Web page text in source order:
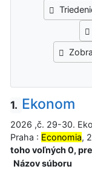
1. Ekonom
2026 ,č. 29-30.
Praha : Economia,
toho voľných 0,
Názov súboru